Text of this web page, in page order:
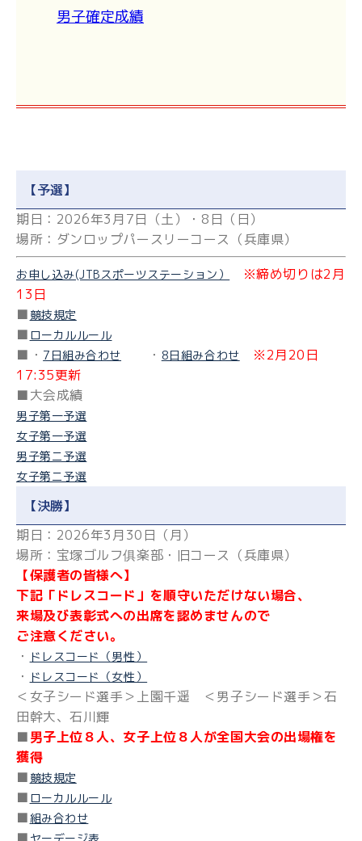
男子確定成績
【予選】
期日：2026年3月7日（土）・8日（日）
場所：ダンロップパースリーコース（兵庫県）
お申し込み(JTBスポーツステーション）
※締め切りは2月
13日
■ 競技規定
■ ローカルルール
■・ 7日組み合わせ ・ 8日組み合わせ
※2月20日
17:35更新
■大会成績
男子第一予選
女子第一予選
男子第ニ予選
女子第ニ予選
【決勝】
期日：2026年3月30日（月）
場所：宝塚ゴルフ俱楽部・旧コース（兵庫県）
【保護者の皆様へ】
下記「ドレスコード」を順守いただけない場合、
来場及び表彰式への出席を認めませんので
ご注意ください。
・ ドレスコード（男性）
・ ドレスコード（女性）
＜女子シード選手＞上園千遥 ＜男子シード選手＞石
田幹大、石川輝
■男子上位８人、女子上位８人が全国大会の出場権を
獲得
■ 競技規定
■ ローカルルール
■組み合わせ